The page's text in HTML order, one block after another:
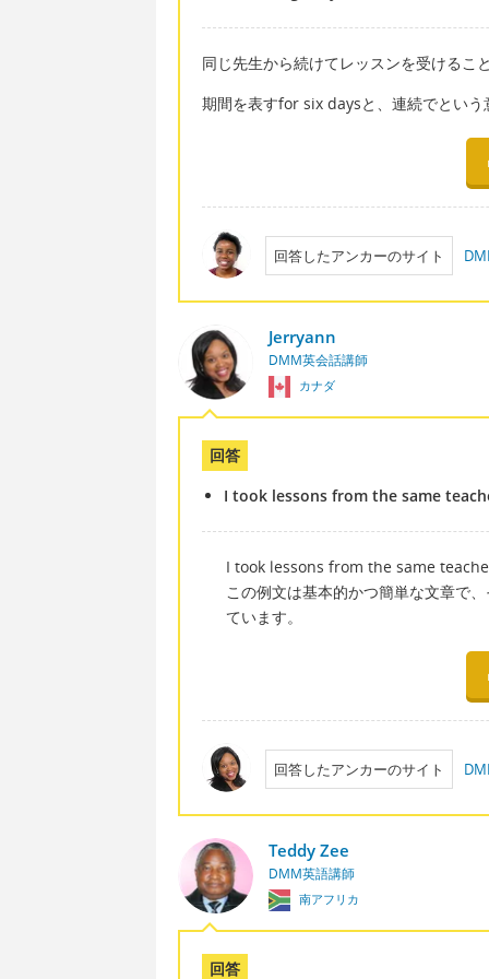
同じ先生から続けてレッスンを受けるこ
期間を表すfor six daysと、連続でとい
回答したアンカーのサイト
Jerryann
DMM英会話講師
カナダ
回答
I took lessons from the same
I took lessons from the same
この例文は基本的かつ簡単な文章で
ています。
回答したアンカーのサイト
Teddy Zee
DMM英語講師
南アフリカ
回答